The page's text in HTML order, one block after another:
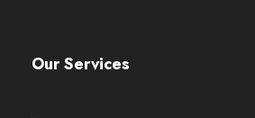
Our Services